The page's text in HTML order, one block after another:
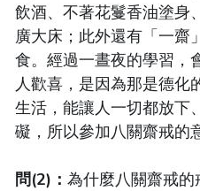
飲酒、不著花鬘香油塗身
廣大床；此外還有「一齋
食。經過一晝夜的學習，
人歡喜，是因為那是德化
生活，能讓人一切都放下
礙，所以參加八關齋戒的
問(2)： 為什麼八關齋戒的